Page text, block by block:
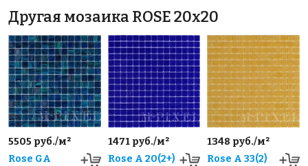
Другая мозаика ROSE 20x20
5505 руб./м²
Rose GA
1471 руб./м²
Rose A 20(2+)
1348 руб./м²
Rose A 33(2)